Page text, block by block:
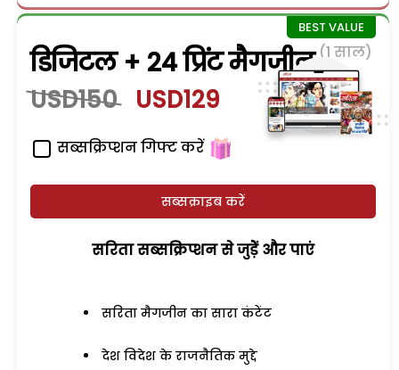
डिजिटल + 24 प्रिंट मैगजीन (1 साल)
USD150 USD129
सब्सक्रिप्शन गिफ्ट करें
सब्सक्राइब करें
सरिता सब्सक्रिप्शन से जुड़ेें और पाएं
सरिता मैगजीन का सारा कंटेंट
देश विदेश के राजनैतिक मुद्दे